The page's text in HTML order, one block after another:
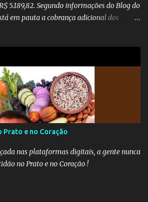
5.189,82. Segundo informações do Blog do
em pauta a cobrança adicional dos
da Previdência Social também está sendo
que querem subir a taxa de
seriam atingidos os inativos da União e
o teto do INSS é de R$ 5.189,82
Prato e no Coração
nas plataformas digitais, a gente nunca
no Prato e no Coração !